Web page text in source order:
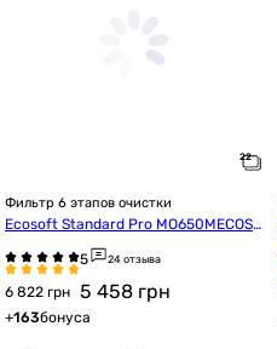
Фильтр 6 этапов очистки
Ecosoft Standard Pro MO650MECOST
D с минерализатором
24 отзыва
6 822 грн 5 458 грн
+163бонуса